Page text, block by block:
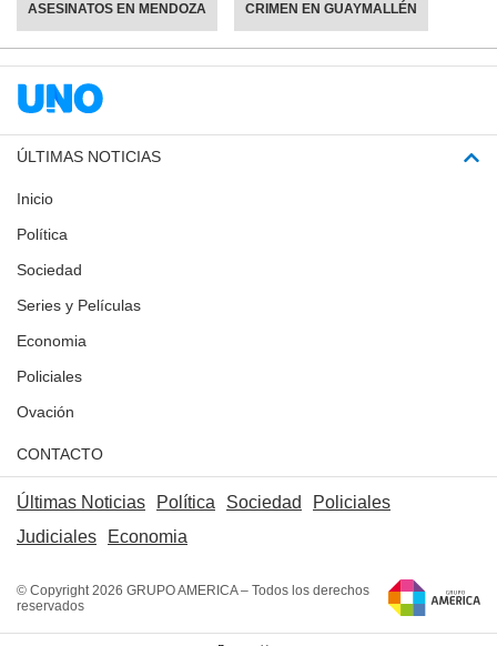
ASESINATOS EN MENDOZA CRIMEN EN GUAYMALLÉN
ÚLTIMAS NOTICIAS
Inicio
Política
Sociedad
Series y Películas
Economia
Policiales
Ovación
CONTACTO
Últimas Noticias Política Sociedad
Policiales
Judiciales
Economia
© Copyright 2026 GRUPO AMERICA – Todos los derechos
reservados